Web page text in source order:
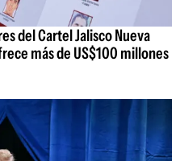
del Cartel Jalisco Nueva
más de US$100 millones